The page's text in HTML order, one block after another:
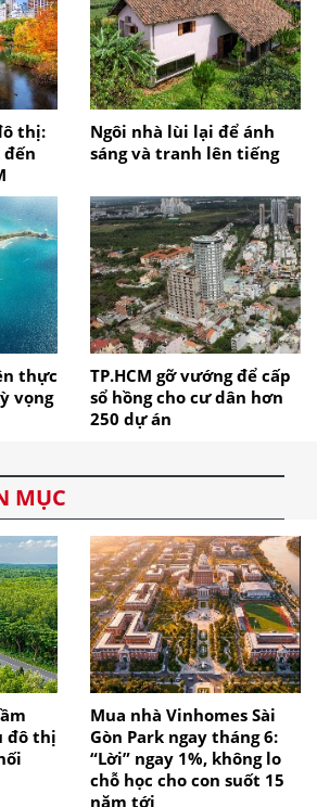
thị:
đến
Ngôi nhà lùi lại để ánh
sáng và tranh lên tiếng
thực
vọng
TP.HCM gỡ vướng để cấp
sổ hồng cho cư dân hơn
250 dự án
MỤC
đô thị
Mua nhà Vinhomes Sài
Gòn Park ngay tháng 6:
“Lời” ngay 1%, không lo
chỗ học cho con suốt 15
năm tới